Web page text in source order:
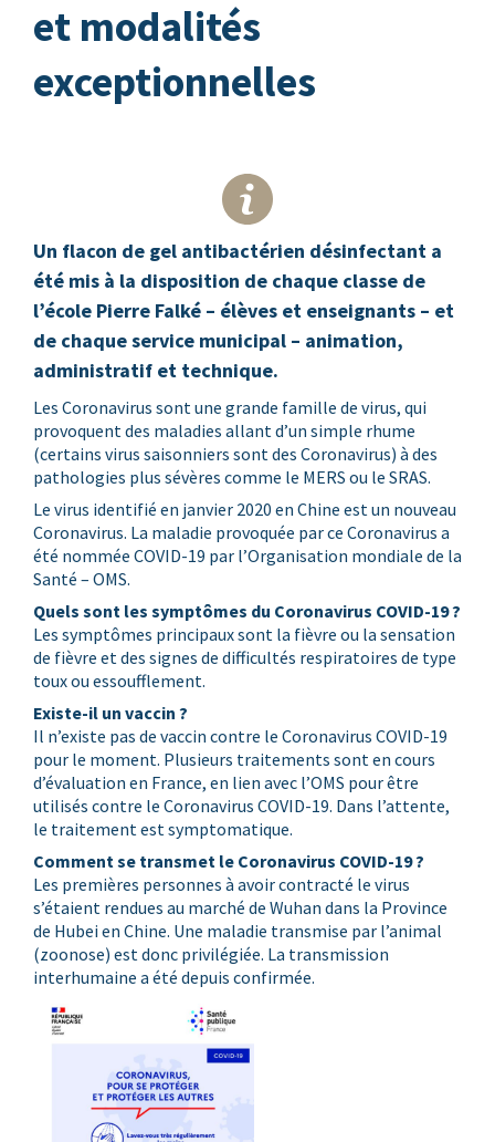
et modalités
exceptionnelles
Un flacon de gel antibactérien désinfectant a
été mis à la disposition de chaque classe de
l’école Pierre Falké – élèves et enseignants – et
de chaque service municipal – animation,
administratif et technique.
Les Coronavirus sont une grande famille de virus, qui
provoquent des maladies allant d’un simple rhume
(certains virus saisonniers sont des Coronavirus) à des
pathologies plus sévères comme le MERS ou le SRAS.
Le virus identifié en janvier 2020 en Chine est un nouveau
Coronavirus. La maladie provoquée par ce Coronavirus a
été nommée COVID-19 par l’Organisation mondiale de la
Santé – OMS.
Quels sont les symptômes du Coronavirus COVID-19 ?
Les symptômes principaux sont la fièvre ou la sensation
de fièvre et des signes de difficultés respiratoires de type
toux ou essoufflement.
Existe-il un vaccin ?
Il n’existe pas de vaccin contre le Coronavirus COVID-19
pour le moment. Plusieurs traitements sont en cours
d’évaluation en France, en lien avec l’OMS pour être
utilisés contre le Coronavirus COVID-19. Dans l’attente,
le traitement est symptomatique.
Comment se transmet le Coronavirus COVID-19 ?
Les premières personnes à avoir contracté le virus
s’étaient rendues au marché de Wuhan dans la Province
de Hubei en Chine. Une maladie transmise par l’animal
(zoonose) est donc privilégiée. La transmission
interhumaine a été depuis confirmée.